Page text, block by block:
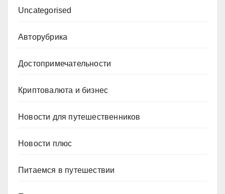
Uncategorised
Авторубрика
Достопримечательности
Криптовалюта и бизнес
Новости для путешественников
Новости плюс
Питаемся в путешествии